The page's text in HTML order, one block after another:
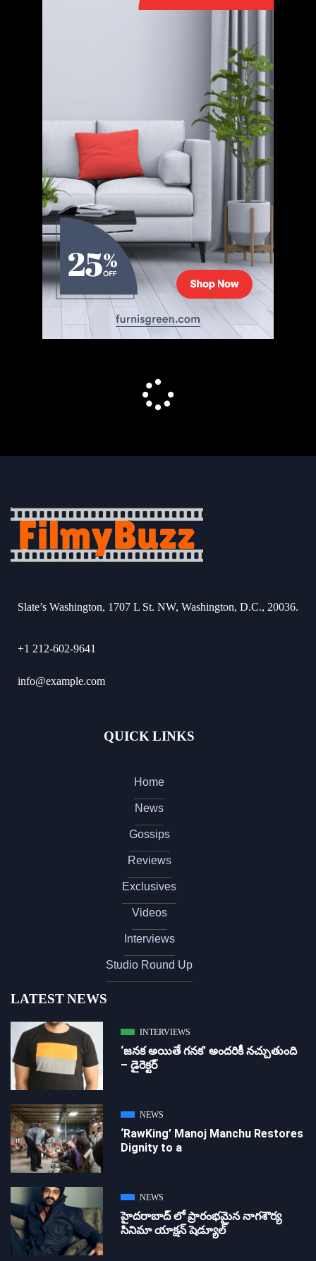
Slate’s Washington, 1707 L St. NW, Washington, D.C., 20036.
+1 212-602-9641
info@example.com
QUICK LINKS
Home
News
Gossips
Reviews
Exclusives
Videos
Interviews
Studio Round Up
LATEST NEWS
INTERVIEWS
‘జ‌న‌క అయితే గ‌న‌క‌’ అందరికీ నచ్చుతుంది
– డైరెక్ట‌ర్
NEWS
‘RawKing’ Manoj Manchu Restores
Dignity to a
NEWS
హైదరాబాద్ లో ప్రారంభమైన నాగశౌర్య
సినిమా యాక్షన్ షెడ్యూల్